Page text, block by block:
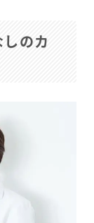
のカ